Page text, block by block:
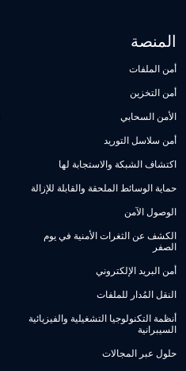
المنصة
أمن الملفات
أمن التخزين
الأمن السحابي
أمن سلاسل التوريد
اكتشاف الشبكة والاستجابة لها
حماية الوسائط الملحقة والقابلة للإزالة
الوصول الآمن
الكشف عن الثغرات الأمنية في يوم
الصفر
أمن البريد الإلكتروني
النقل المُدار للملفات
أنظمة التكنولوجيا التشغيلية والفيزيائية
السيبرانية
حلول عبر المجالات